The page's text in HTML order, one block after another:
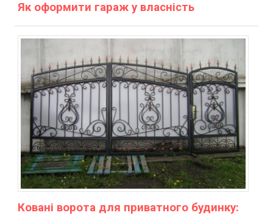
Як оформити гараж у власність
Ковані ворота для приватного будинку: